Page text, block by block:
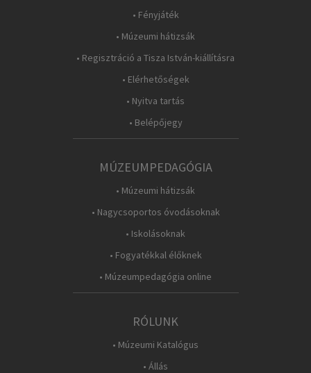
• Fényjáték
• Múzeumi hátizsák
• Regisztráció a Tisza István-kiállításra
• Elérhetőségek
• Nyitva tartás
• Belépőjegy
MÚZEUMPEDAGÓGIA
• Múzeumi hátizsák
• Nagycsoportos óvodásoknak
• Iskolásoknak
• Fogyatékkal élőknek
• Múzeumpedagógia online
RÓLUNK
• Múzeumi Katalógus
• Állás